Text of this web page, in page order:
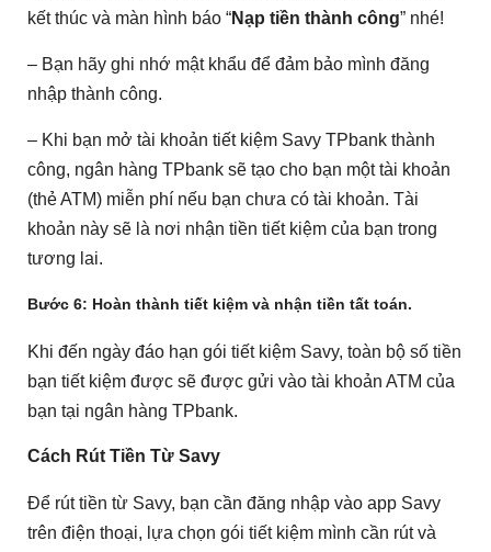
kết thúc và màn hình báo “Nạp tiền thành công” nhé!
– Bạn hãy ghi nhớ mật khẩu để đảm bảo mình đăng
nhập thành công.
– Khi bạn mở tài khoản tiết kiệm Savy TPbank thành
công, ngân hàng TPbank sẽ tạo cho bạn một tài khoản
(thẻ ATM) miễn phí nếu bạn chưa có tài khoản. Tài
khoản này sẽ là nơi nhận tiền tiết kiệm của bạn trong
tương lai.
Bước 6: Hoàn thành tiết kiệm và nhận tiền tất toán.
Khi đến ngày đáo hạn gói tiết kiệm Savy, toàn bộ số tiền
bạn tiết kiệm được sẽ được gửi vào tài khoản ATM của
bạn tại ngân hàng TPbank.
Cách Rút Tiền Từ Savy
Để rút tiền từ Savy, bạn cần đăng nhập vào app Savy
trên điện thoại, lựa chọn gói tiết kiệm mình cần rút và